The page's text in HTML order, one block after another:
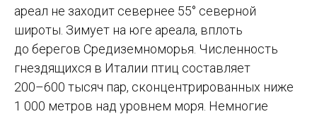
ареал не заходит севернее 55° северной
широты. Зимует на юге ареала, вплоть
до берегов Средиземноморья. Численность
гнездящихся в Италии птиц составляет
200–600 тысяч пар, сконцентрированных ниже
1 000 метров над уровнем моря. Немногие